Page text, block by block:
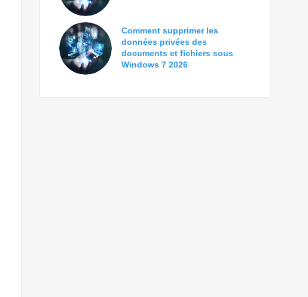
Comment supprimer les
données privées des
documents et fichiers sous
Windows 7 2026